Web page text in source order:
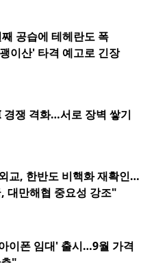
공습에 테헤란도 폭
이산' 타격 예고로 긴장
경쟁 격화…서로 장벽 쌓기
교, 한반도 비핵화 재확인…
대만해협 중요성 강조"
이폰 임대' 출시…9월 가격